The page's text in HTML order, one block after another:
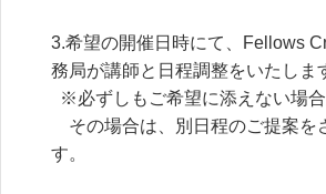
3.希望の開催日時にて、Fellows
務局が講師と日程調整をいたしま
す。